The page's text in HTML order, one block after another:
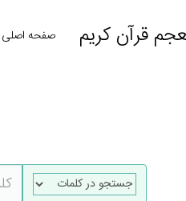
قرآن کریم صفحه اصلی